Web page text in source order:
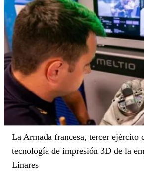
La Armada francesa, tercer ejército
tecnología de impresión 3D de la
Linares